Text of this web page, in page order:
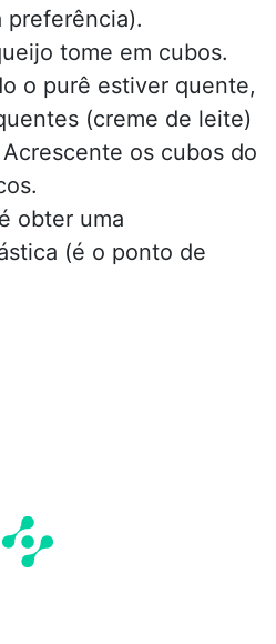
preferência).
tome em cubos.
o purê estiver quente,
(creme de leite)
os cubos do
obter uma
(é o ponto de